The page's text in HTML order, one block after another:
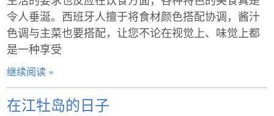
令人垂涎。西班牙人擅于将食材颜色搭配协调，酱汁
色调与主菜也要搭配，让您不论在视觉上、味觉上都
是一种享受
继续阅读 »
在江牡岛的日子